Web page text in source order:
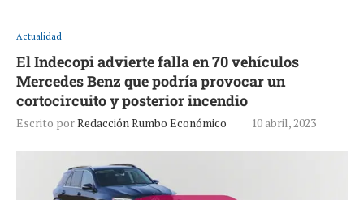
Actualidad
El Indecopi advierte falla en 70 vehículos
Mercedes Benz que podría provocar un
cortocircuito y posterior incendio
Escrito porRedacción Rumbo Económico 10 abril, 2023